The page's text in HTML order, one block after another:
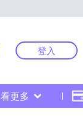
登入
看更多